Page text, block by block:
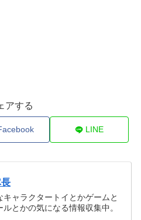
アする
LINE
キャラクタートイとかゲームと
とかの気になる情報収集中。